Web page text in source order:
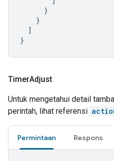
}
}
]
}
TimerAdjust
Untuk mengetahui detail
perintah, lihat referensi
Permintaan Respons